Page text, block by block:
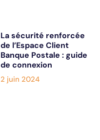
La sécurité renforcée
de l’Espace Client
Banque Postale : guide
de connexion
2 juin 2024